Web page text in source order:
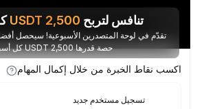
تنافس لتربح 2,500
USDTكل
حصة قدرها 2,500 USDT كل أسبوع.
اكسب نقاط الخبرة من خلال إكمال المهام
تسجيل مستخدم جديد